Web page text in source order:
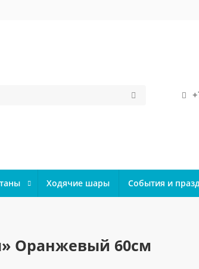
Ходячие шары События и
Оранжевый 60см